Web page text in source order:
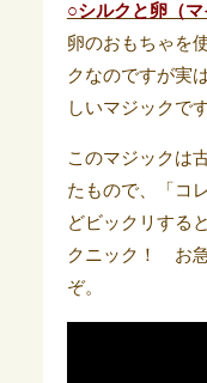
○シルクと卵（マ
卵のおもちゃを
クなのですが実
しいマジックです
このマジックは
たもので、「コ
どビックリする
クニック！ お急
ぞ。